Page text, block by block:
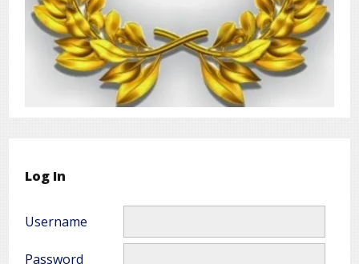
Log In
Username
Password